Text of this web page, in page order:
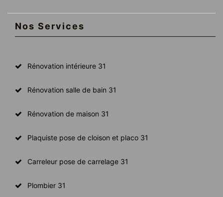
Nos Services
Rénovation intérieure 31
Rénovation salle de bain 31
Rénovation de maison 31
Plaquiste pose de cloison et placo 31
Carreleur pose de carrelage 31
Plombier 31